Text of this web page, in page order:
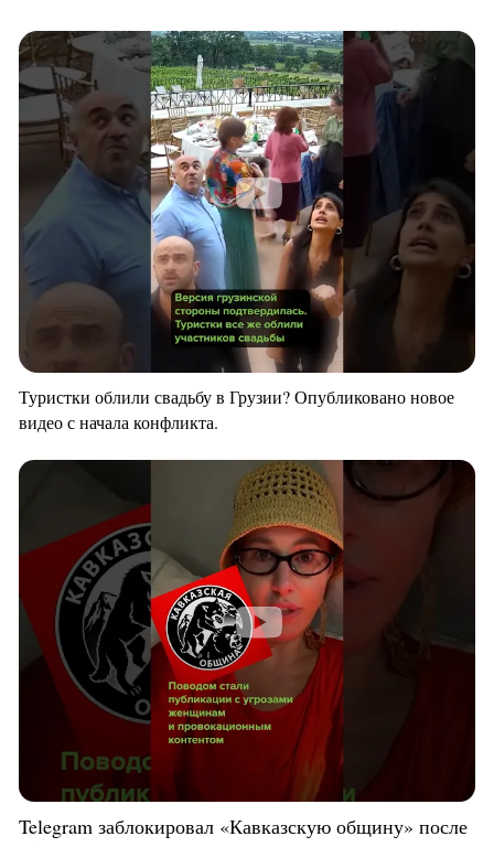
Туристки облили свадьбу в Грузии? Опубликовано новое
видео с начала конфликта.
Telegram заблокировал «Кавказскую общину» после